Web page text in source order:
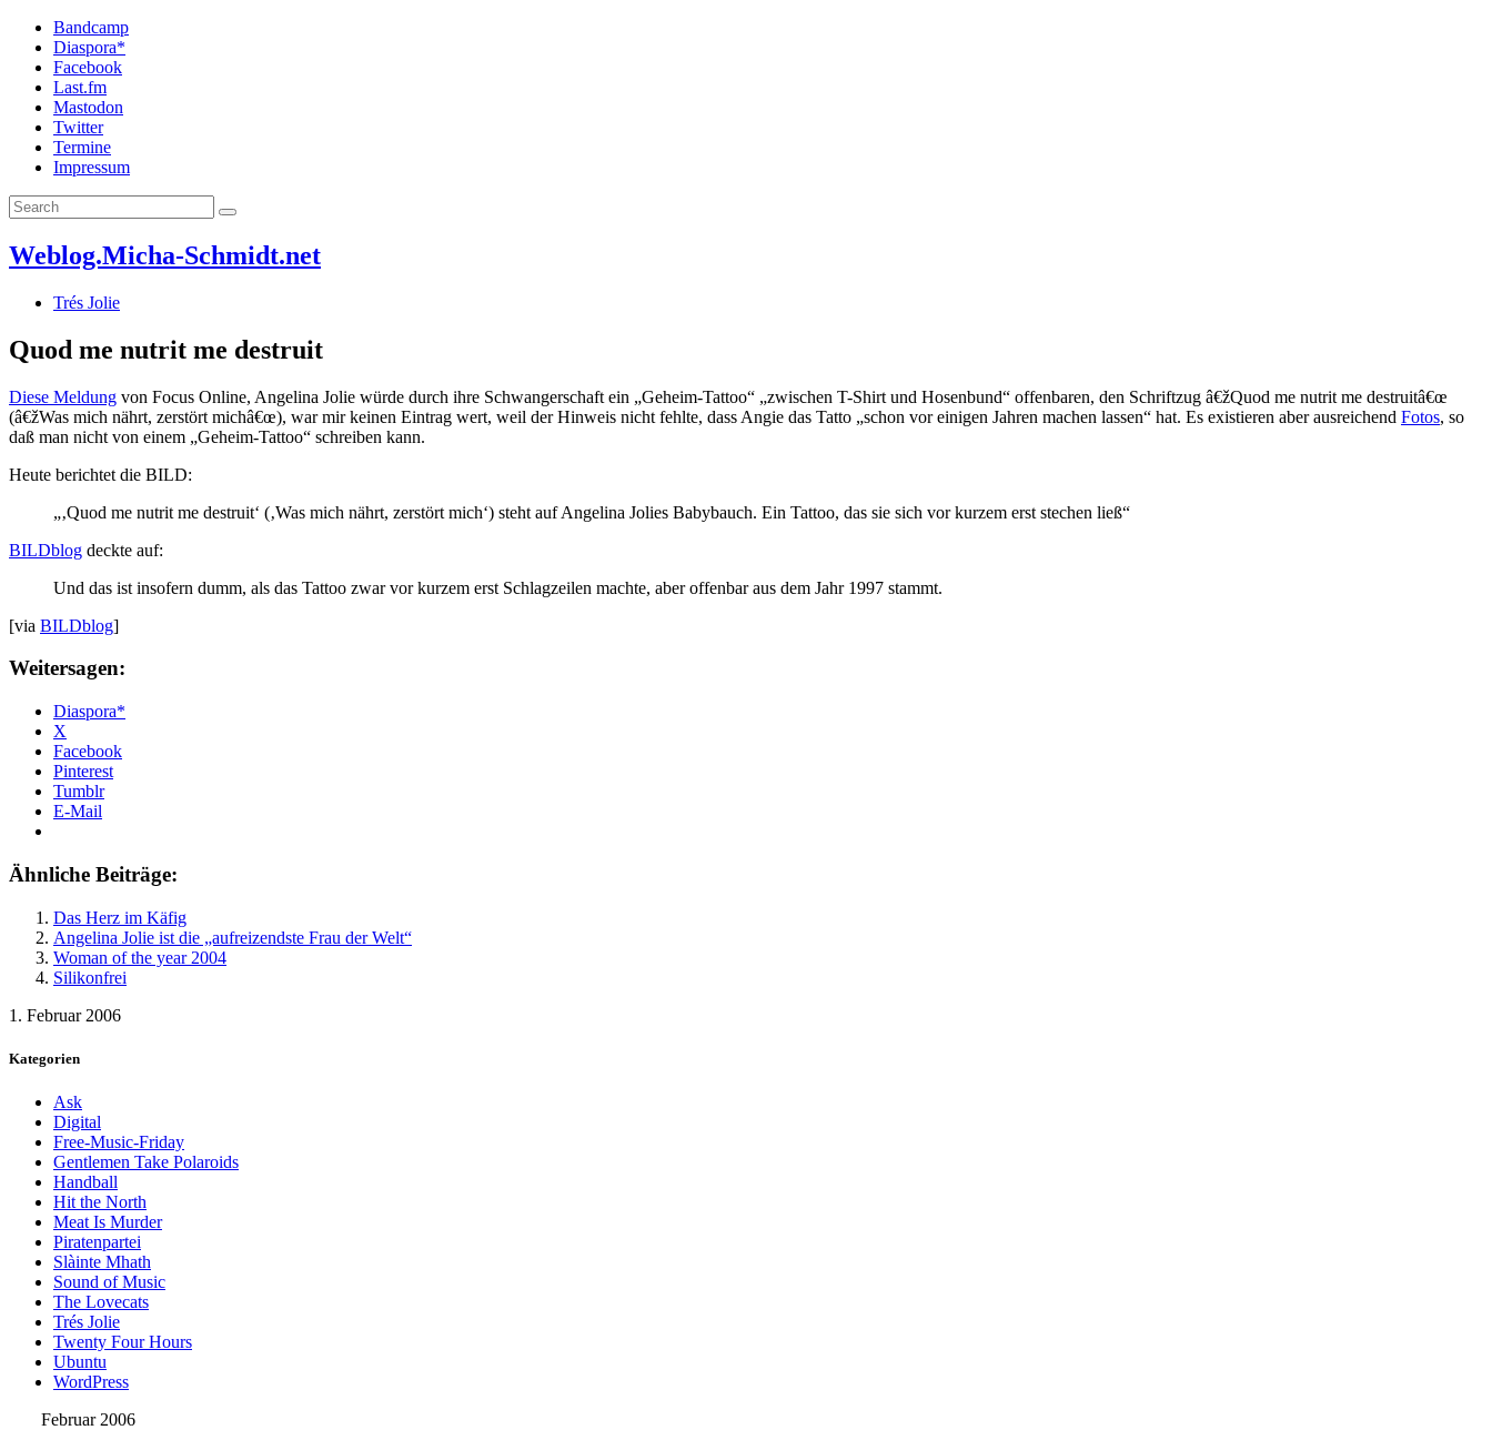
Bandcamp
Diaspora*
Facebook
Last.fm
Mastodon
Twitter
Termine
Impressum
Weblog.Micha-Schmidt.net
Trés Jolie
Quod me nutrit me destruit
Diese Meldung von Focus Online, Angelina Jolie würde durch ihre Schwangerschaft ein „Geheim-Tattoo“ „zwischen T-Shirt und Hosenbund“ offenbaren, den Schriftzug â€žQuod me nutrit me destruitâ€œ
(â€žWas mich nährt, zerstört michâ€œ), war mir keinen Eintrag wert, weil der Hinweis nicht fehlte, dass Angie das Tatto „schon vor einigen Jahren machen lassen“ hat. Es existieren aber ausreichend Fotos, so
daß man nicht von einem „Geheim-Tattoo“ schreiben kann.
Heute berichtet die BILD:
„‚Quod me nutrit me destruit‘ (‚Was mich nährt, zerstört mich‘) steht auf Angelina Jolies Babybauch. Ein Tattoo, das sie sich vor kurzem erst stechen ließ“
BILDblog deckte auf:
Und das ist insofern dumm, als das Tattoo zwar vor kurzem erst Schlagzeilen machte, aber offenbar aus dem Jahr 1997 stammt.
[via BILDblog]
Weitersagen:
Diaspora*
X
Facebook
Pinterest
Tumblr
E-Mail
Ähnliche Beiträge:
Das Herz im Käfig
Angelina Jolie ist die „aufreizendste Frau der Welt“
Woman of the year 2004
Silikonfrei
1. Februar 2006
Kategorien
Ask
Digital
Free-Music-Friday
Gentlemen Take Polaroids
Handball
Hit the North
Meat Is Murder
Piratenpartei
Slàinte Mhath
Sound of Music
The Lovecats
Trés Jolie
Twenty Four Hours
Ubuntu
WordPress
Februar 2006